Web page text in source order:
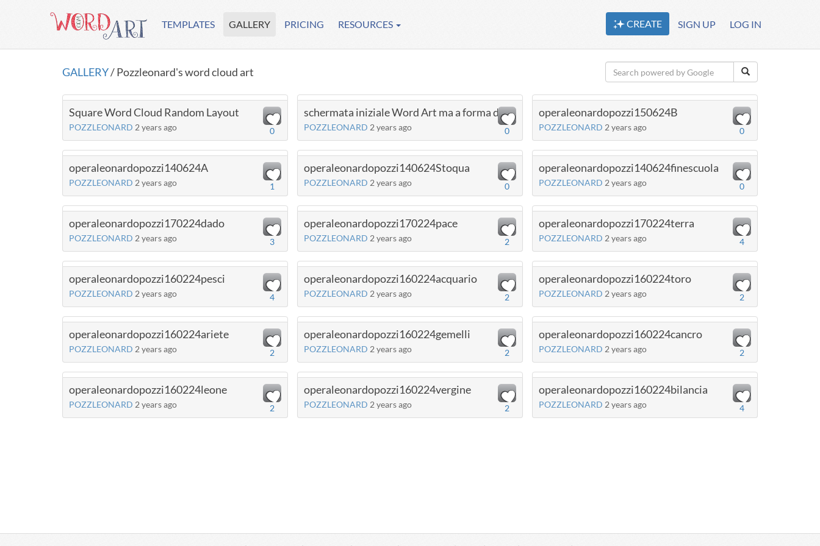
TEMPLATES GALLERY PRICING RESOURCES CREATE SIGN UP LOG IN
GALLERY/ Pozzleonard's word cloud art
Square Word Cloud Random Layout
POZZLEONARD 2 years ago 0
schermata iniziale Word Art ma a forma di nuvola
POZZLEONARD 2 years ago 0
operaleonardopozzi150624B
POZZLEONARD 2 years ago 0
operaleonardopozzi140624A
POZZLEONARD 2 years ago 1
operaleonardopozzi140624Stoqua
POZZLEONARD 2 years ago 0
operaleonardopozzi140624finescuola
POZZLEONARD 2 years ago 0
operaleonardopozzi170224dado
POZZLEONARD 2 years ago 3
operaleonardopozzi170224pace
POZZLEONARD 2 years ago 2
operaleonardopozzi170224terra
POZZLEONARD 2 years ago 4
operaleonardopozzi160224pesci
POZZLEONARD 2 years ago 4
operaleonardopozzi160224acquario
POZZLEONARD 2 years ago 2
operaleonardopozzi160224toro
POZZLEONARD 2 years ago 2
operaleonardopozzi160224ariete
POZZLEONARD 2 years ago 2
operaleonardopozzi160224gemelli
POZZLEONARD 2 years ago 2
operaleonardopozzi160224cancro
POZZLEONARD 2 years ago 2
operaleonardopozzi160224leone
POZZLEONARD 2 years ago 2
operaleonardopozzi160224vergine
POZZLEONARD 2 years ago 2
operaleonardopozzi160224bilancia
POZZLEONARD 2 years ago 4